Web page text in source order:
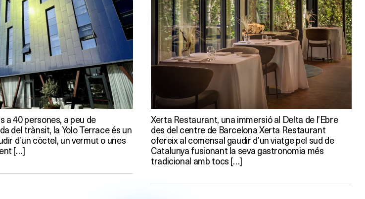
a 40 persones, a peu de
del trànsit, la Yolo Terrace és un
d’un còctel, un vermut o unes
[…]
Xerta Restaurant, una immersió al Delta de l’Ebre
des del centre de Barcelona Xerta Restaurant
ofereix al comensal gaudir d’un viatge pel sud de
Catalunya fusionant la seva gastronomia més
tradicional amb tocs […]